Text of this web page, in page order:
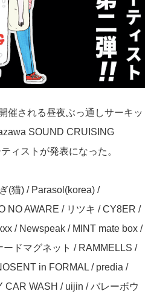
催される昼夜ぶっ通しサーキッ
SOUND CRUISING
ィストが発表になった。
(猫) / Parasol(korea) /
NO AWARE / リツキ / CY8ER /
/ Newspeak / MINT mate box /
ドマグネット / RAMMELLS /
in FORMAL / predia /
CAR WASH / uijin / バレーボウ